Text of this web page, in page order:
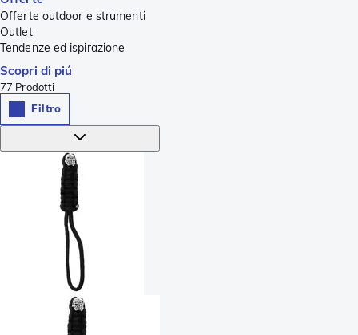
Offerte outdoor e strumenti
Outlet
Tendenze ed ispirazione
Scopri di piú
77 Prodotti
Filtro